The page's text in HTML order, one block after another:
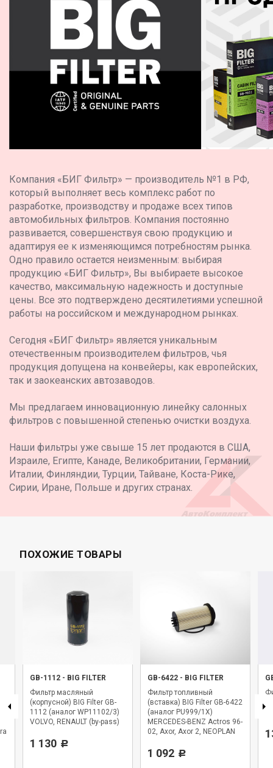
Компания «БИГ Фильтр» — производитель №1 в РФ,
который выполняет весь комплекс работ по
разработке, производству и продаже всех типов
автомобильных фильтров. Компания постоянно
развивается, совершенствуя свою продукцию и
адаптируя ее к изменяющимся потребностям рынка.
Одно правило остается неизменным: выбирая
продукцию «БИГ Фильтр», Вы выбираете высокое
качество, максимальную надежность и доступные
цены. Все это подтверждено десятилетиями успешной
работы на российском и международном рынках.
Сегодня «БИГ Фильтр» является уникальным
отечественным производителем фильтров, чья
продукция допущена на конвейеры, как европейских,
так и заокеанских автозаводов.
Мы предлагаем инновационную линейку салонных
фильтров с повышенной степенью очистки воздуха.
Наши фильтры уже свыше 15 лет продаются в США,
Израиле, Египте, Канаде, Великобритании, Германии,
Италии, Финляндии, Турции, Тайване, Коста-Рике,
Сирии, Иране, Польше и других странах.
ПОХОЖИЕ ТОВАРЫ
GB-1112 - BIG FILTER
Фильтр масляный
(корпусной) BIG Filter GB-
1112 (аналог WP11102/3)
VOLVO, RENAULT (by-pass)
1 130 Р
GB-6422 - BIG FILTER
Фильтр топливный
(вставка) BIG Filter GB-6422
(аналог PU999/1X)
MERCEDES-BENZ Actros 96-
02, Axor, Axor 2, NEOPLAN
1 092 Р